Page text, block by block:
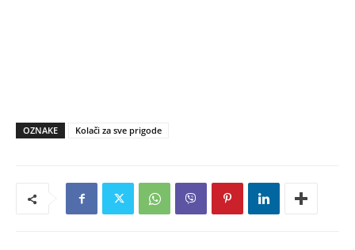
OZNAKE Kolači za sve prigode